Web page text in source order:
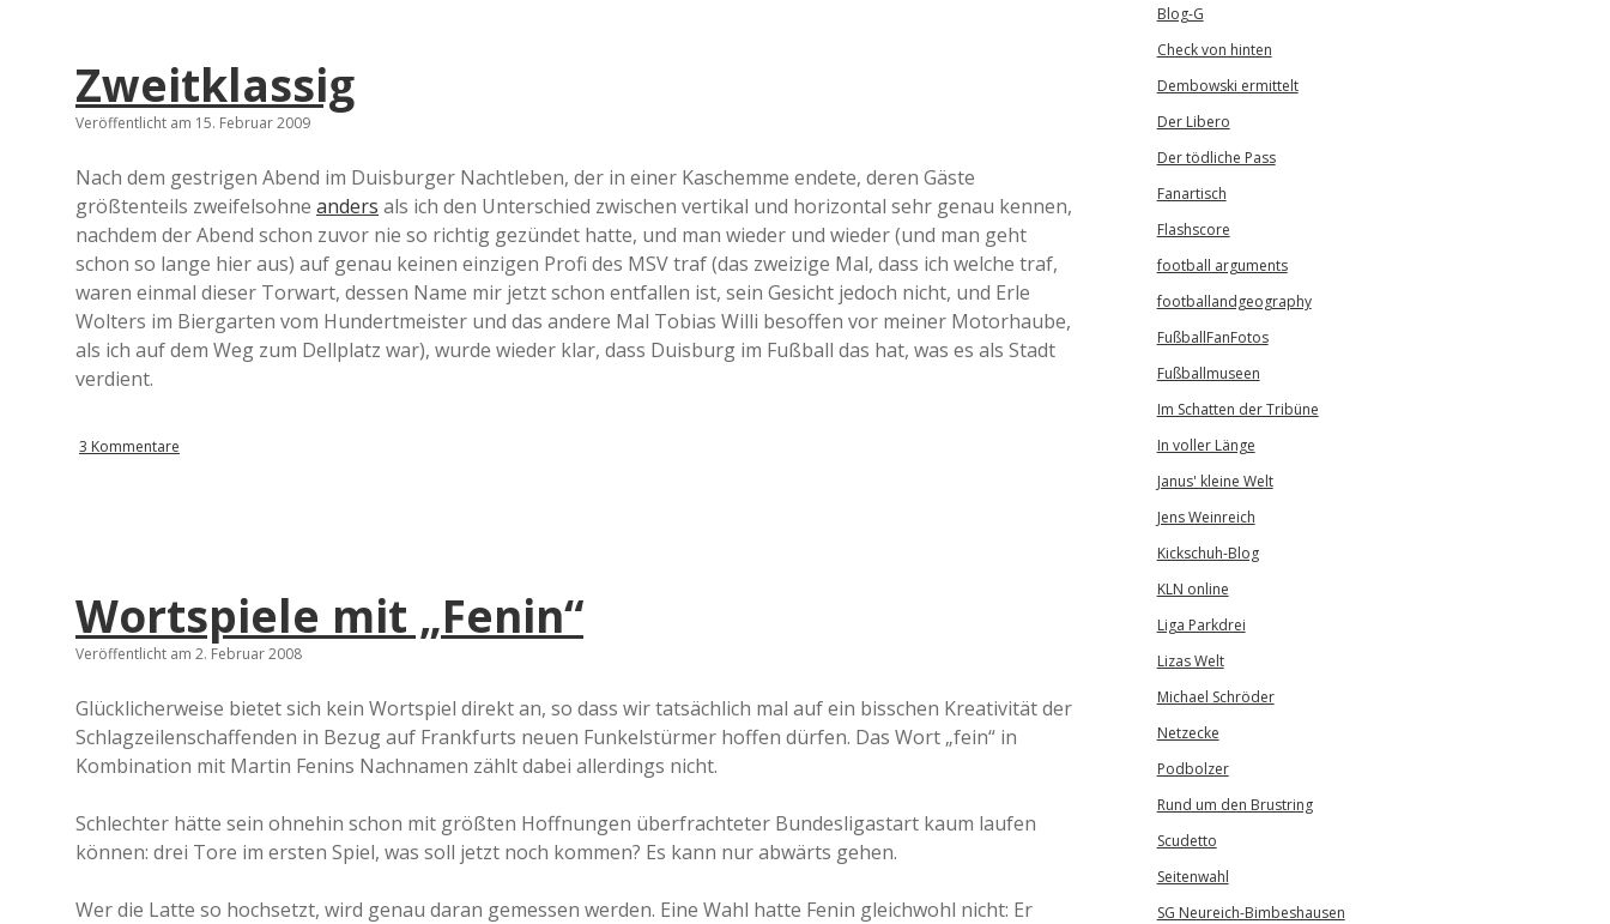
Zweitklassig
Veröffentlicht am 15. Februar 2009
Nach dem gestrigen Abend im Duisburger Nachtleben, der in einer Kaschemme endete, deren Gäste
größtenteils zweifelsohne anders als ich den Unterschied zwischen vertikal und horizontal sehr genau kennen,
nachdem der Abend schon zuvor nie so richtig gezündet hatte, und man wieder und wieder (und man geht
schon so lange hier aus) auf genau keinen einzigen Profi des MSV traf (das zweizige Mal, dass ich welche traf,
waren einmal dieser Torwart, dessen Name mir jetzt schon entfallen ist, sein Gesicht jedoch nicht, und Erle
Wolters im Biergarten vom Hundertmeister und das andere Mal Tobias Willi besoffen vor meiner Motorhaube,
als ich auf dem Weg zum Dellplatz war), wurde wieder klar, dass Duisburg im Fußball das hat, was es als Stadt
verdient.
3 Kommentare
Wortspiele mit „Fenin“
Veröffentlicht am 2. Februar 2008
Glücklicherweise bietet sich kein Wortspiel direkt an, so dass wir tatsächlich mal auf ein bisschen Kreativität der
Schlagzeilenschaffenden in Bezug auf Frankfurts neuen Funkelstürmer hoffen dürfen. Das Wort „fein“ in
Kombination mit Martin Fenins Nachnamen zählt dabei allerdings nicht.
Schlechter hätte sein ohnehin schon mit größten Hoffnungen überfrachteter Bundesligastart kaum laufen
können: drei Tore im ersten Spiel, was soll jetzt noch kommen? Es kann nur abwärts gehen.
Wer die Latte so hochsetzt, wird genau daran gemessen werden. Eine Wahl hatte Fenin gleichwohl nicht: Er
Blog-G
Check von hinten
Dembowski ermittelt
Der Libero
Der tödliche Pass
Fanartisch
Flashscore
football arguments
footballandgeography
FußballFanFotos
Fußballmuseen
Im Schatten der Tribüne
In voller Länge
Janus' kleine Welt
Jens Weinreich
Kickschuh-Blog
KLN online
Liga Parkdrei
Lizas Welt
Michael Schröder
Netzecke
Podbolzer
Rund um den Brustring
Scudetto
Seitenwahl
SG Neureich-Bimbeshausen